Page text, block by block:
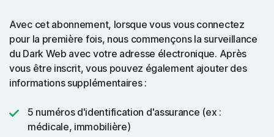
Avec cet abonnement, lorsque vous vous connectez
pour la première fois, nous commençons la surveillance
du Dark Web avec votre adresse électronique. Après
vous être inscrit, vous pouvez également ajouter des
informations supplémentaires :
5 numéros d'identification d'assurance (ex :
médicale, immobilière)